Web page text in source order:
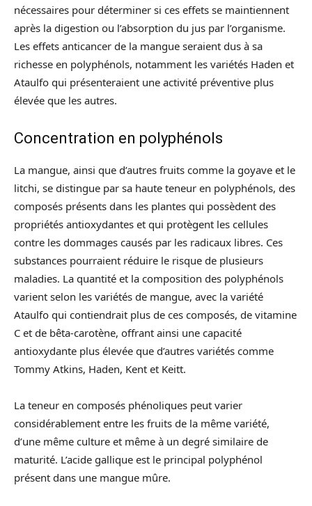
nécessaires pour déterminer si ces effets se maintiennent
après la digestion ou l’absorption du jus par l’organisme.
Les effets anticancer de la mangue seraient dus à sa
richesse en polyphénols, notamment les variétés Haden et
Ataulfo qui présenteraient une activité préventive plus
élevée que les autres.
Concentration en polyphénols
La mangue, ainsi que d’autres fruits comme la goyave et le
litchi, se distingue par sa haute teneur en polyphénols, des
composés présents dans les plantes qui possèdent des
propriétés antioxydantes et qui protègent les cellules
contre les dommages causés par les radicaux libres. Ces
substances pourraient réduire le risque de plusieurs
maladies. La quantité et la composition des polyphénols
varient selon les variétés de mangue, avec la variété
Ataulfo qui contiendrait plus de ces composés, de vitamine
C et de bêta-carotène, offrant ainsi une capacité
antioxydante plus élevée que d’autres variétés comme
Tommy Atkins, Haden, Kent et Keitt.
La teneur en composés phénoliques peut varier
considérablement entre les fruits de la même variété,
d’une même culture et même à un degré similaire de
maturité. L’acide gallique est le principal polyphénol
présent dans une mangue mûre.